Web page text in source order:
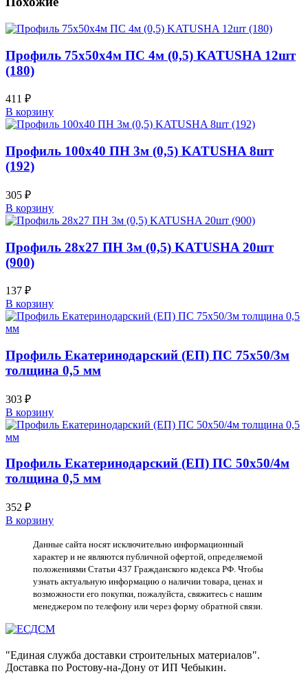
Профиль 75х50х4м ПС 4м (0,5) KATUSHA 12шт
(180)
411 ₽
В корзину
Профиль 100х40 ПН 3м (0,5) KATUSHA 8шт
(192)
305 ₽
В корзину
Профиль 28х27 ПН 3м (0,5) KATUSHA 20шт
(900)
137 ₽
В корзину
Профиль Екатеринодарский (ЕП) ПС 75х50/3м
толщина 0,5 мм
303 ₽
В корзину
Профиль Екатеринодарский (ЕП) ПС 50х50/4м
толщина 0,5 мм
352 ₽
В корзину
Данные сайта носят исключительно информационный
характер и не являются публичной офертой, определяемой
положениями Статьи 437 Гражданского кодекса РФ. Чтобы
узнать актуальную информацию о наличии товара, ценах и
возможности его покупки, пожалуйста, свяжитесь с нашим
менеджером по телефону или через форму обратной связи.
"Единая служба доставки строительных материалов".
Доставка по Ростову-на-Дону от ИП Чебыкин.